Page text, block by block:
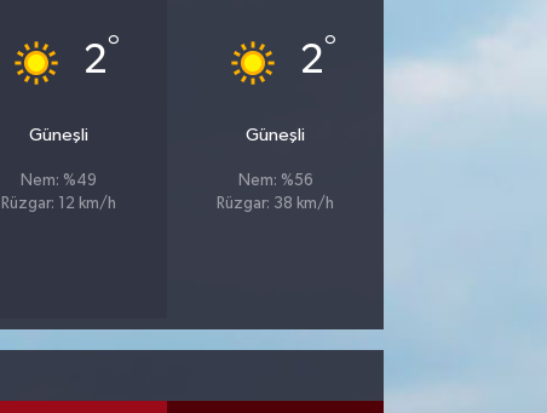
2°
Güneşli
Nem: %49
Rüzgar: 12 km/h
2°
Güneşli
Nem: %56
Rüzgar: 38 km/h